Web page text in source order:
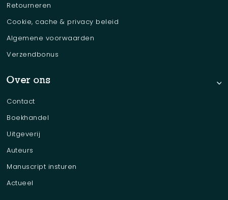
Retourneren
Cookie, cache & privacy beleid
Algemene voorwaarden
Verzendbonus
Over ons
Contact
Boekhandel
Uitgeverij
Auteurs
Manuscript insturen
Actueel